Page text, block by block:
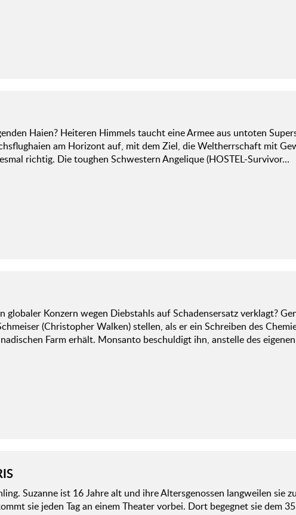
Haien? Heiteren Himmels taucht eine Armee aus untoten
am Horizont auf, mit dem Ziel, die Weltherrschaft mit
richtig. Die toughen Schwestern Angelique (HOSTEL-Survivor…
globaler Konzern wegen Diebstahls auf Schadensersatz verklagt?
(Christopher Walken) stellen, als er ein Schreiben des
Farm erhält. Monsanto beschuldigt ihn, anstelle des
Suzanne ist 16 Jahre alt und ihre Altersgenossen langweilen sie
sie jeden Tag an einem Theater vorbei. Dort begegnet sie dem